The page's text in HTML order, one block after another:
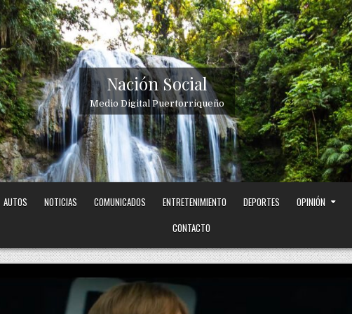
Nación Social
Medio Digital Puertorriqueño
AUTOS NOTICIAS COMUNICADOS ENTRETENIMIENTO DEPORTES OPINIÓN
CONTACTO